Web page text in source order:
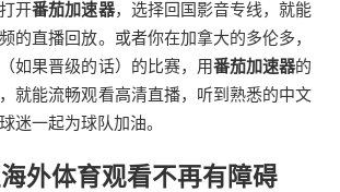
开番茄加速器，选择回国影音专线，就能
的直播回放。或者你在加拿大的多伦多，
如果晋级的话）的比赛，用番茄加速器的
就能流畅观看高清直播，听到熟悉的中文
迷一起为球队加油。
外体育观看不再有障碍